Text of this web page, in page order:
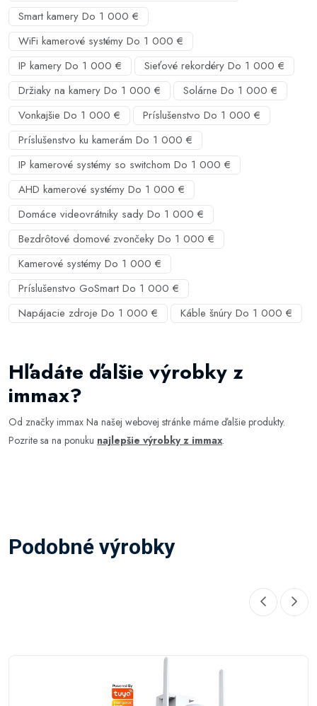
Smart kamery Do 1 000 €
WiFi kamerové systémy Do 1 000 €
IP kamery Do 1 000 €
Sieťové rekordéry Do 1 000 €
Držiaky na kamery Do 1 000 €
Solárne Do 1 000 €
Vonkajšie Do 1 000 €
Príslušenstvo Do 1 000 €
Príslušenstvo ku kamerám Do 1 000 €
IP kamerové systémy so switchom Do 1 000 €
AHD kamerové systémy Do 1 000 €
Domáce videovrátniky sady Do 1 000 €
Bezdrôtové domové zvončeky Do 1 000 €
Kamerové systémy Do 1 000 €
Príslušenstvo GoSmart Do 1 000 €
Napájacie zdroje Do 1 000 €
Káble šnúry Do 1 000 €
Hľadáte ďalšie výrobky z
immax?
Od značky immax Na našej webovej stránke máme ďalšie produkty.
Pozrite sa na ponuku najlepšie výrobky z immax.
Podobné výrobky